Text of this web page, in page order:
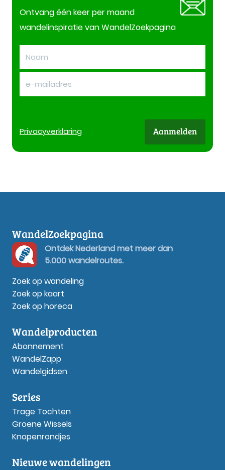
Ontvang één keer per maand
wandelinspiratie van WandelZoekpagina
Privacyverklaring Aanmelden
WandelZoekpagina
Ontdek Nederland met meer dan
5.000 wandelroutes.
Zoek op wandeling
Zoek op kaart
Zoek op horeca
Wandelproducten
Abonnement
WandelZapp
Wandelgidsen
Series
Trage Tochten
Groene Wissels
Knopenrondjes
Nieuwe wandelingen